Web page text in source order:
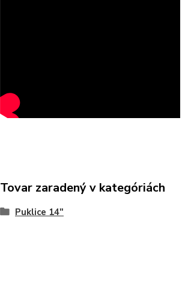
Tovar zaradený v kategóriách
Puklice 14"